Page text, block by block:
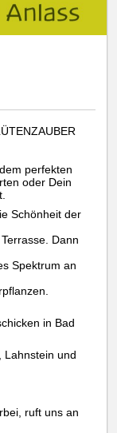
perfekten
oder Dein
Schönheit der
Dann
Spektrum an
in Bad
Lahnstein und
ruft uns an